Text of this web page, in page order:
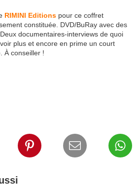
RIMINI Editions pour ce coffret
constituée. DVD/BuRay avec des
documentaires-interviews de quoi
plus et encore en prime un court
À conseiller !